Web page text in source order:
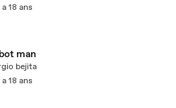
18 ans
man
bejita
18 ans